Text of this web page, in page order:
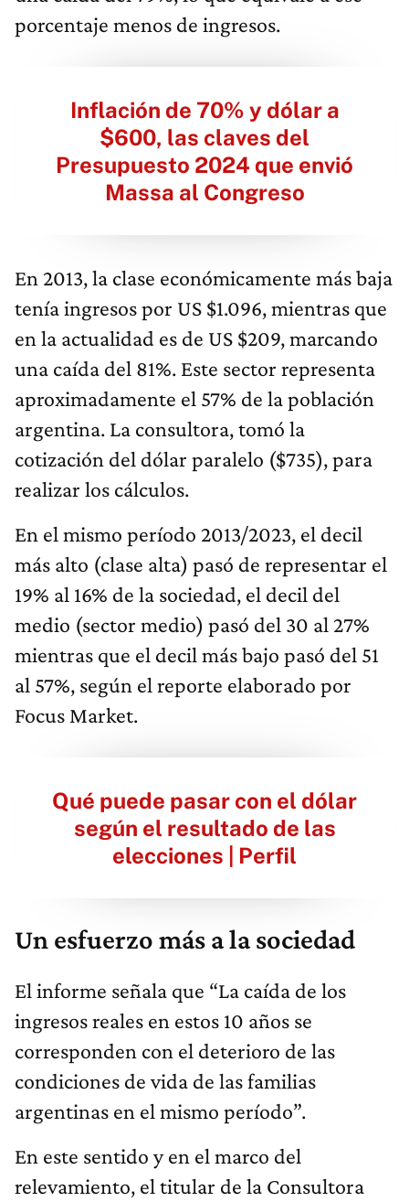
porcentaje menos de ingresos.
Inflación de 70% y dólar a
$600, las claves del
Presupuesto 2024 que envió
Massa al Congreso
En 2013, la clase económicamente más baja
tenía ingresos por US $1.096, mientras que
en la actualidad es de US $209, marcando
una caída del 81%. Este sector representa
aproximadamente el 57% de la población
argentina. La consultora, tomó la
cotización del dólar paralelo ($735), para
realizar los cálculos.
En el mismo período 2013/2023, el decil
más alto (clase alta) pasó de representar el
19% al 16% de la sociedad, el decil del
medio (sector medio) pasó del 30 al 27%
mientras que el decil más bajo pasó del 51
al 57%, según el reporte elaborado por
Focus Market.
Qué puede pasar con el dólar
según el resultado de las
elecciones | Perfil
Un esfuerzo más a la sociedad
El informe señala que “La caída de los
ingresos reales en estos 10 años se
corresponden con el deterioro de las
condiciones de vida de las familias
argentinas en el mismo período”.
En este sentido y en el marco del
relevamiento, el titular de la Consultora